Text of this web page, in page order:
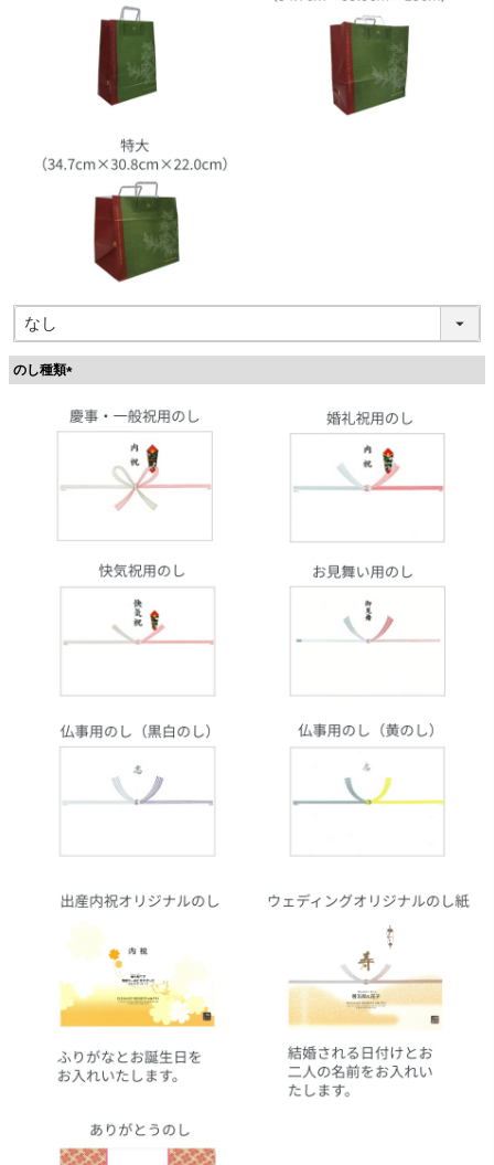
のし種類
必
須